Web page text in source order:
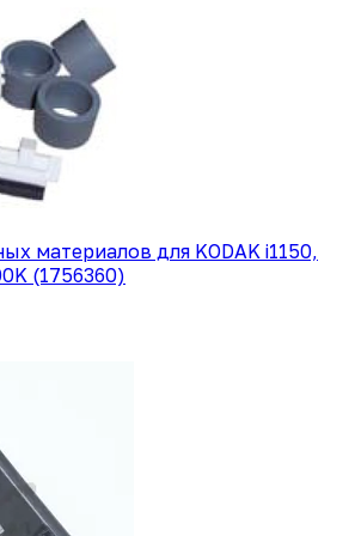
материалов для KODAK i1150,
(1756360)